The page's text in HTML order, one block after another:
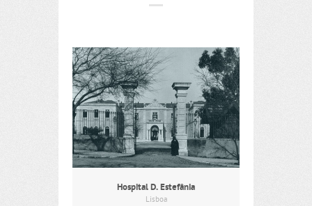
Hospital D. Estefânia
Lisboa